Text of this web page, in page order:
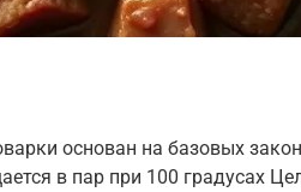
основан на базовых
в пар при 100 градусах